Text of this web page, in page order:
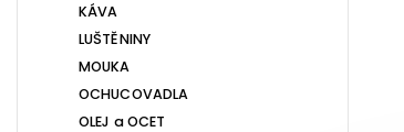
KÁVA
LUŠTĚNINY
MOUKA
OCHUCOVADLA
OLEJ a OCET